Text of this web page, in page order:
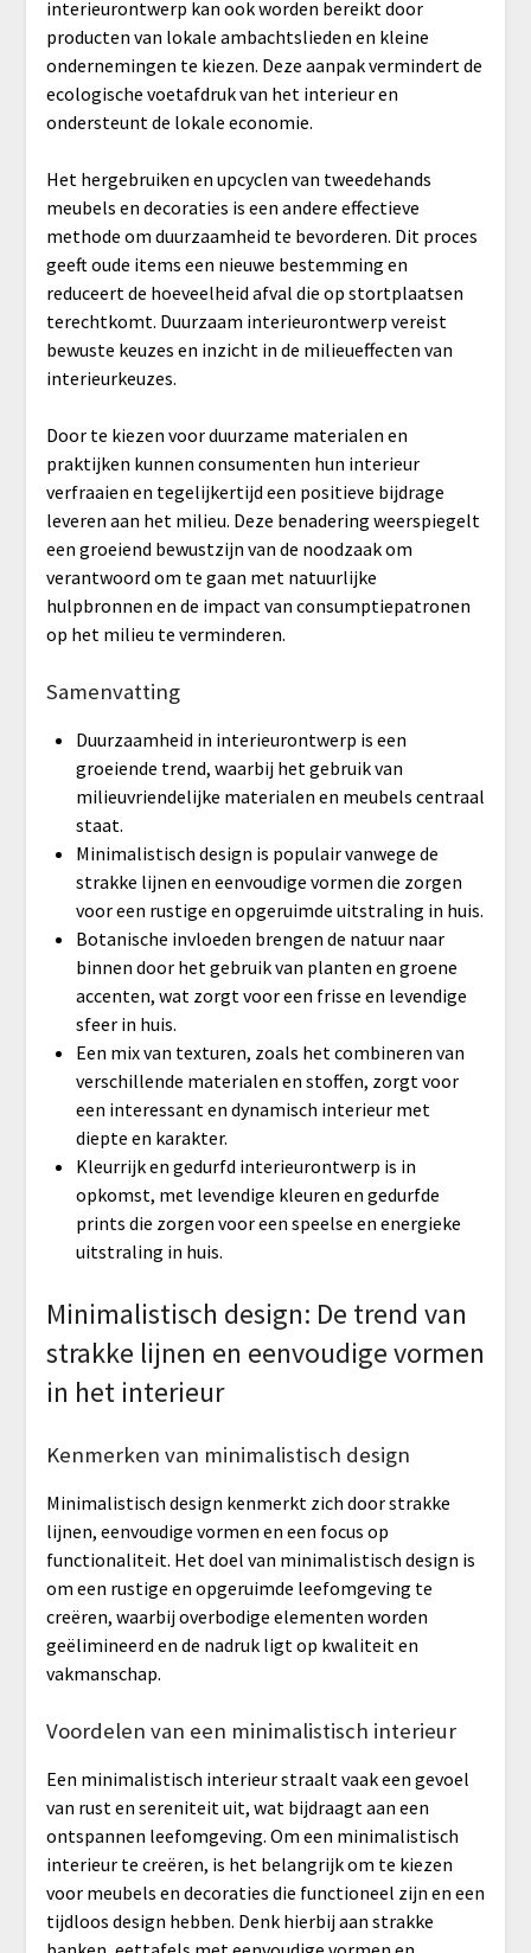
interieurontwerp kan ook worden bereikt door
producten van lokale ambachtslieden en kleine
ondernemingen te kiezen. Deze aanpak vermindert de
ecologische voetafdruk van het interieur en
ondersteunt de lokale economie.
Het hergebruiken en upcyclen van tweedehands
meubels en decoraties is een andere effectieve
methode om duurzaamheid te bevorderen. Dit proces
geeft oude items een nieuwe bestemming en
reduceert de hoeveelheid afval die op stortplaatsen
terechtkomt. Duurzaam interieurontwerp vereist
bewuste keuzes en inzicht in de milieueffecten van
interieurkeuzes.
Door te kiezen voor duurzame materialen en
praktijken kunnen consumenten hun interieur
verfraaien en tegelijkertijd een positieve bijdrage
leveren aan het milieu. Deze benadering weerspiegelt
een groeiend bewustzijn van de noodzaak om
verantwoord om te gaan met natuurlijke
hulpbronnen en de impact van consumptiepatronen
op het milieu te verminderen.
Samenvatting
Duurzaamheid in interieurontwerp is een
groeiende trend, waarbij het gebruik van
milieuvriendelijke materialen en meubels centraal
staat.
Minimalistisch design is populair vanwege de
strakke lijnen en eenvoudige vormen die zorgen
voor een rustige en opgeruimde uitstraling in huis.
Botanische invloeden brengen de natuur naar
binnen door het gebruik van planten en groene
accenten, wat zorgt voor een frisse en levendige
sfeer in huis.
Een mix van texturen, zoals het combineren van
verschillende materialen en stoffen, zorgt voor
een interessant en dynamisch interieur met
diepte en karakter.
Kleurrijk en gedurfd interieurontwerp is in
opkomst, met levendige kleuren en gedurfde
prints die zorgen voor een speelse en energieke
uitstraling in huis.
Minimalistisch design: De trend van
strakke lijnen en eenvoudige vormen
in het interieur
Kenmerken van minimalistisch design
Minimalistisch design kenmerkt zich door strakke
lijnen, eenvoudige vormen en een focus op
functionaliteit. Het doel van minimalistisch design is
om een rustige en opgeruimde leefomgeving te
creëren, waarbij overbodige elementen worden
geëlimineerd en de nadruk ligt op kwaliteit en
vakmanschap.
Voordelen van een minimalistisch interieur
Een minimalistisch interieur straalt vaak een gevoel
van rust en sereniteit uit, wat bijdraagt aan een
ontspannen leefomgeving. Om een minimalistisch
interieur te creëren, is het belangrijk om te kiezen
voor meubels en decoraties die functioneel zijn en een
tijdloos design hebben. Denk hierbij aan strakke